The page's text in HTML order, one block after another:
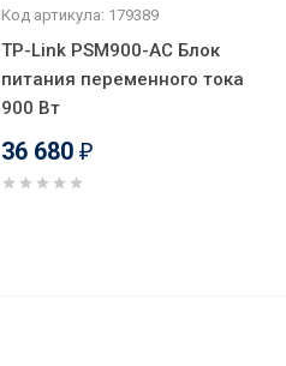
Код артикула: 179389
TP-Link PSM900-AC Блок
питания переменного тока
900 Вт
36 680 ₽